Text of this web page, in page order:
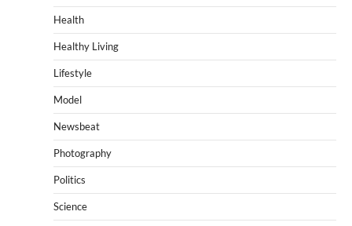
Health
Healthy Living
Lifestyle
Model
Newsbeat
Photography
Politics
Science